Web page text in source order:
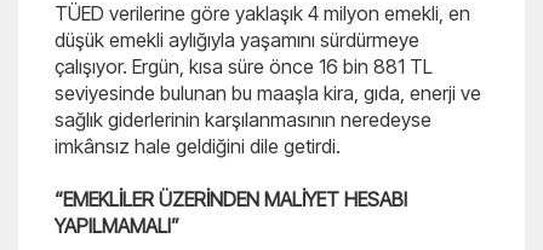
TÜED verilerine göre yaklaşık 4 milyon emekli, en
düşük emekli aylığıyla yaşamını sürdürmeye
çalışıyor. Ergün, kısa süre önce 16 bin 881 TL
seviyesinde bulunan bu maaşla kira, gıda, enerji ve
sağlık giderlerinin karşılanmasının neredeyse
imkânsız hale geldiğini dile getirdi.
“EMEKLİLER ÜZERİNDEN MALİYET HESABI
YAPILMAMALI”